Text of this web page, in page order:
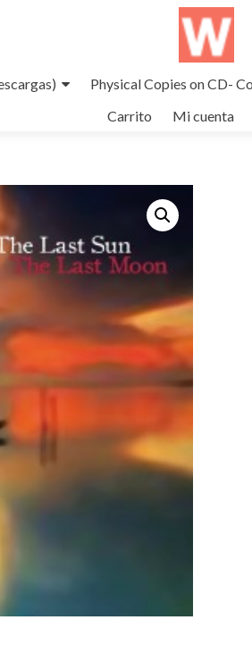
Physical Copies on CD-
Carrito
Mi cuenta